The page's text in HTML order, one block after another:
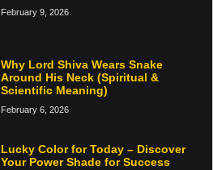
February 9, 2026
Why Lord Shiva Wears Snake
Around His Neck (Spiritual &
Scientific Meaning)
February 6, 2026
Lucky Color for Today – Discover
Your Power Shade for Success